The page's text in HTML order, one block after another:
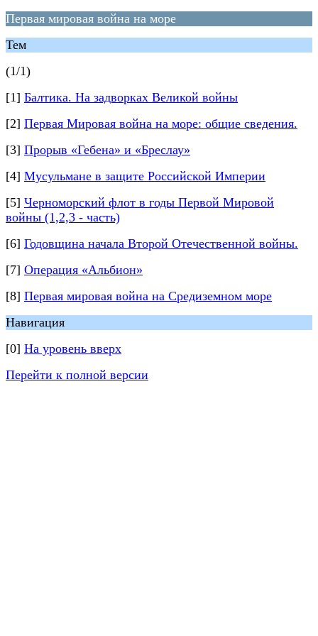
Первая мировая война на море
Тем
(1/1)
[1] Балтика. На задворках Великой войны
[2] Первая Мировая война на море: общие сведения.
[3] Прорыв «Гебена» и «Бреслау»
[4] Мусульмане в защите Российской Империи
[5] Черноморский флот в годы Первой Мировой
войны (1,2,3 - часть)
[6] Годовщина начала Второй Отечественной войны.
[7] Операция «Альбион»
[8] Первая мировая война на Средиземном море
Навигация
[0] На уровень вверх
Перейти к полной версии